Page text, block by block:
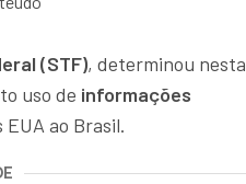
(STF), determinou nesta
uso de informações
ao Brasil.